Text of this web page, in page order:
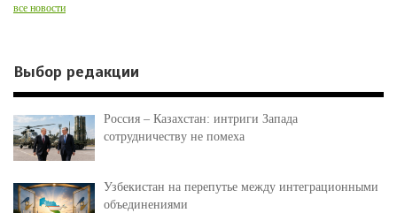
все новости
Выбор редакции
Россия – Казахстан: интриги Запада
сотрудничеству не помеха
Узбекистан на перепутье между интеграционными
объединениями